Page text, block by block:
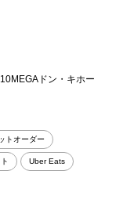
ドン・キホー
トオーダー
Uber Eats